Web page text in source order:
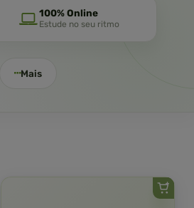
100% Online
Estude no seu ritmo
Mais